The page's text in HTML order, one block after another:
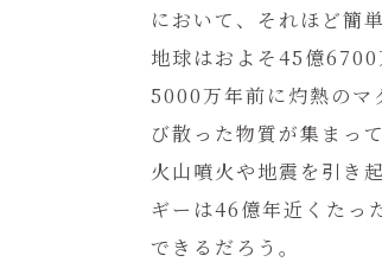
において、それほど簡
地球はおよそ45億
5000万年前に灼熱のマ
び散った物質が集まっ
火山噴火や地震を引き
ギーは46億年近くたっ
できるだろう。